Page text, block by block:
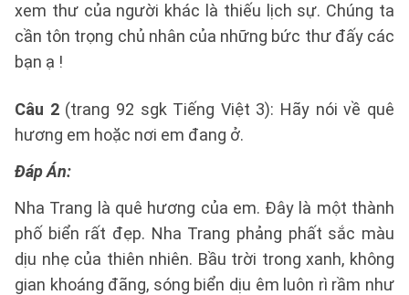
xem thư của người khác là thiếu lịch sự. Chúng ta
cần tôn trọng chủ nhân của những bức thư đấy các
bạn ạ !
Câu 2(trang 92 sgk Tiếng Việt 3): Hãy nói về quê
hương em hoặc nơi em đang ở.
Đáp Án:
Nha Trang là quê hương của em. Đây là một thành
phố biển rất đẹp. Nha Trang phảng phất sắc màu
dịu nhẹ của thiên nhiên. Bầu trời trong xanh, không
gian khoáng đãng, sóng biển dịu êm luôn rì rầm như